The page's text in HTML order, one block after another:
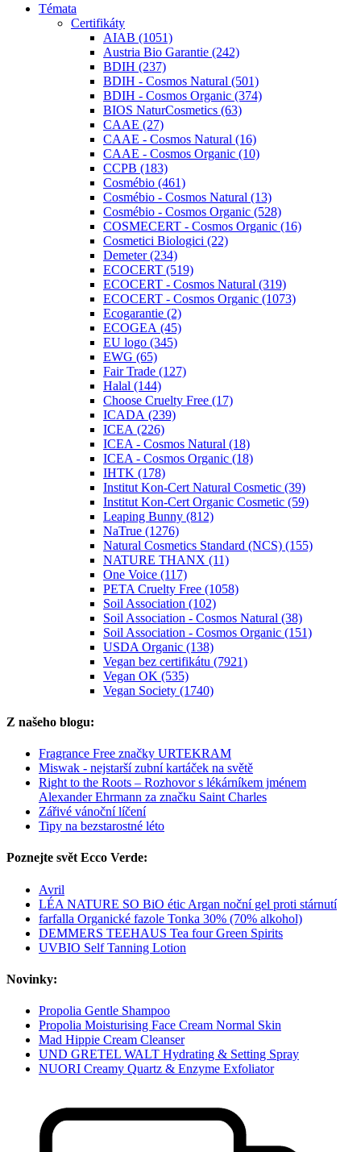
Témata
Certifikáty
AIAB (1051)
Austria Bio Garantie (242)
BDIH (237)
BDIH - Cosmos Natural (501)
BDIH - Cosmos Organic (374)
BIOS NaturCosmetics (63)
CAAE (27)
CAAE - Cosmos Natural (16)
CAAE - Cosmos Organic (10)
CCPB (183)
Cosmébio (461)
Cosmébio - Cosmos Natural (13)
Cosmébio - Cosmos Organic (528)
COSMECERT - Cosmos Organic (16)
Cosmetici Biologici (22)
Demeter (234)
ECOCERT (519)
ECOCERT - Cosmos Natural (319)
ECOCERT - Cosmos Organic (1073)
Ecogarantie (2)
ECOGEA (45)
EU logo (345)
EWG (65)
Fair Trade (127)
Halal (144)
Choose Cruelty Free (17)
ICADA (239)
ICEA (226)
ICEA - Cosmos Natural (18)
ICEA - Cosmos Organic (18)
IHTK (178)
Institut Kon-Cert Natural Cosmetic (39)
Institut Kon-Cert Organic Cosmetic (59)
Leaping Bunny (812)
NaTrue (1276)
Natural Cosmetics Standard (NCS) (155)
NATURE THANX (11)
One Voice (117)
PETA Cruelty Free (1058)
Soil Association (102)
Soil Association - Cosmos Natural (38)
Soil Association - Cosmos Organic (151)
USDA Organic (138)
Vegan bez certifikátu (7921)
Vegan OK (535)
Vegan Society (1740)
Z našeho blogu:
Fragrance Free značky URTEKRAM
Miswak - nejstarší zubní kartáček na světě
Right to the Roots – Rozhovor s lékárníkem jménem
Alexander Ehrmann za značku Saint Charles
Zářivé vánoční líčení
Tipy na bezstarostné léto
Poznejte svět Ecco Verde:
Avril
LÉA NATURE SO BiO étic Argan noční gel proti stárnutí
farfalla Organické fazole Tonka 30% (70% alkohol)
DEMMERS TEEHAUS Tea four Green Spirits
UVBIO Self Tanning Lotion
Novinky:
Propolia Gentle Shampoo
Propolia Moisturising Face Cream Normal Skin
Mad Hippie Cream Cleanser
UND GRETEL WALT Hydrating & Setting Spray
NUORI Creamy Quartz & Enzyme Exfoliator